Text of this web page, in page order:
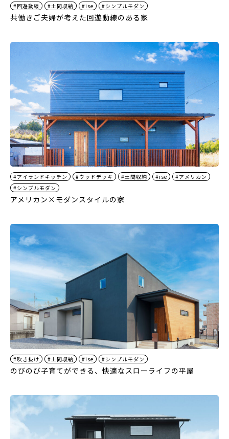
#回遊動線 #土間収納 #ise #シンプルモダン
共働きご夫婦が考えた回遊動線のある家
#アイランドキッチン #ウッドデッキ #土間収納 #ise
#アメリカン
#シンプルモダン
アメリカン×モダンスタイルの家
#吹き抜け #土間収納 #ise #シンプルモダン
のびのび子育てができる、快適なスローライフの平屋